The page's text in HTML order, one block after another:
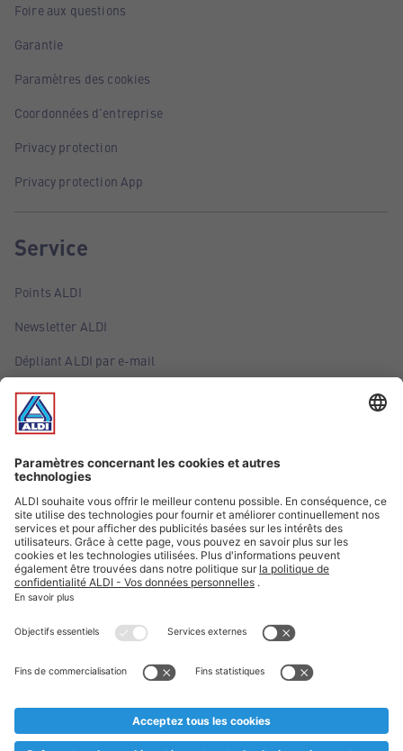
Foire aux questions
Garantie
Paramètres des cookies
Coordonnées d'entreprise
Privacy protection
Privacy protection App
Service
Points ALDI
Newsletter ALDI
Dépliant ALDI par e-mail
Offres
Infos essentielles
Suivez ALDI Belgique
Textes marqués d'un astérisque et mentions légales
* Nous vendons ces articles temporairement et jusqu'à
au cas où, malgré le planning bien étudié, nous serions
prématurément en rupture de stock. Prix Recupel et TVA incl.
** Sur ce site, l’utilisation de la forme masculine a été adoptée